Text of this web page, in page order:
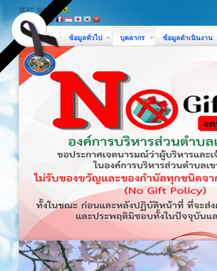
TEXT_SIZE
หน้าหลัก ข้อมูลทั่วไป บุคลากร ข้อมูลดำเนินงาน